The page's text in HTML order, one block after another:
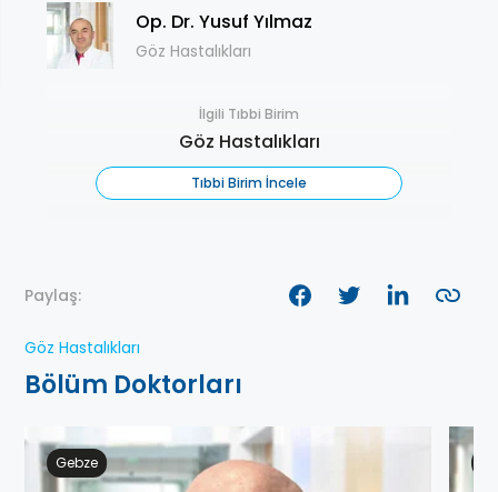
Op. Dr. Yusuf Yılmaz
Göz Hastalıkları
İlgili Tıbbi Birim
Göz Hastalıkları
Tıbbi Birim İncele
Paylaş:
Göz Hastalıkları
Bölüm Doktorları
Gebze